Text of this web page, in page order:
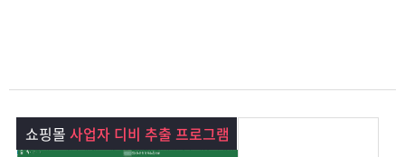
램
베
그
램
료
프
맞
춤고쇼핑몰 사업자 디비 추출 프로그램